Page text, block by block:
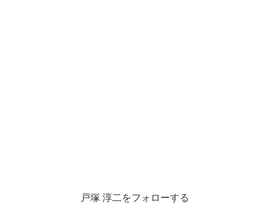
戸塚 淳二をフォローする